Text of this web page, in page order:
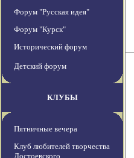
Форум "Русская идея"
Форум "Курск"
Исторический форум
Детский форум
КЛУБЫ
Пятничные вечера
Клуб любителей творчества
Достоевского